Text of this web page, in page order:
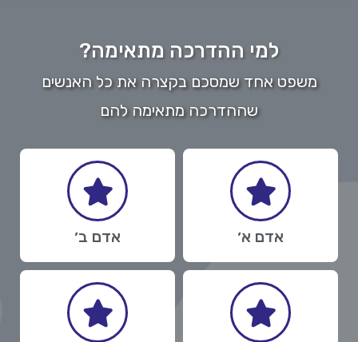
למי ההדרכה מתאימה?
משפט אחד שמסכם בקצרה את כל האנשים
שההדרכה מתאימה להם
אדם א׳ אדם ב׳